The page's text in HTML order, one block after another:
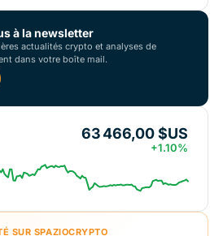
à la newsletter
actualités crypto et analyses de
dans votre boîte mail.
63 466,00 $US
+1.10%
SUR SPAZIOCRYPTO